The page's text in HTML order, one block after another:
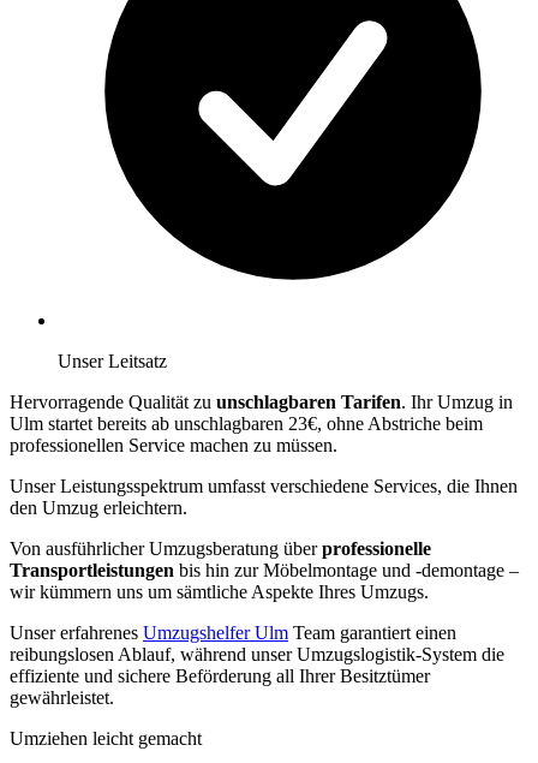
Unser Leitsatz
Hervorragende Qualität zu unschlagbaren Tarifen. Ihr Umzug in
Ulm startet bereits ab unschlagbaren 23€, ohne Abstriche beim
professionellen Service machen zu müssen.
Unser Leistungsspektrum umfasst verschiedene Services, die Ihnen
den Umzug erleichtern.
Von ausführlicher Umzugsberatung überprofessionelle
Transportleistungen bis hin zur Möbelmontage und -demontage –
wir kümmern uns um sämtliche Aspekte Ihres Umzugs.
Unser erfahrenes Umzugshelfer Ulm Team garantiert einen
reibungslosen Ablauf, während unser Umzugslogistik-System die
effiziente und sichere Beförderung all Ihrer Besitztümer
gewährleistet.
Umziehen leicht gemacht